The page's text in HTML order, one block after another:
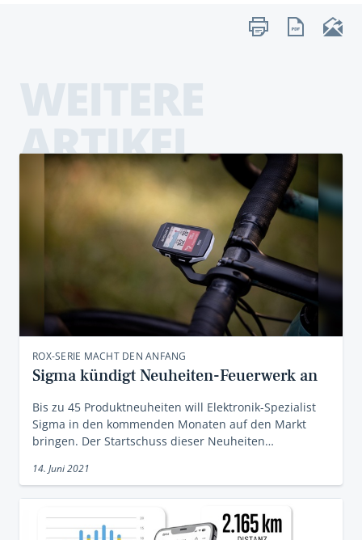
ARTIKEL
ROX-SERIE MACHT DEN ANFANG
Sigma kündigt Neuheiten-Feuerwerk an
Bis zu 45 Produktneuheiten will Elektronik-Spezialist
Sigma in den kommenden Monaten auf den Markt
bringen. Der Startschuss dieser Neuheiten…
14. Juni 2021